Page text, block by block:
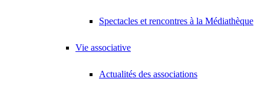
Spectacles et rencontres à la Médiathèque
Vie associative
Actualités des associations